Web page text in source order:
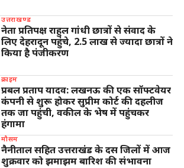
उत्तराखण्ड
नेता प्रतिपक्ष राहुल गांधी छात्रों से संवाद के
लिए देहरादून पहुंचे, 2.5 लाख से ज्यादा छात्रों ने
किया है पंजीकरण
क्राइम
प्रबल प्रताप यादव: लखनऊ की एक सॉफ्टवेयर
कंपनी से शुरू होकर सुप्रीम कोर्ट की दहलीज
तक जा पहुंची, वकील के भेष में पहुंचकर
हंगामा
मौसम
नैनीताल सहित उत्तराखंड के दस जिलों में आज
शुक्रवार को झमाझम बारिश की संभावना